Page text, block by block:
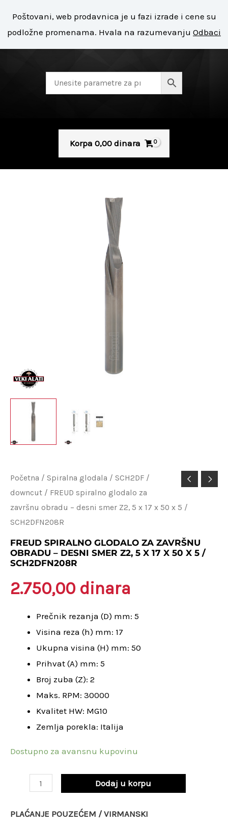
sadržaj
+ 381 11 8127 400
Korpa 0,00 dinara
Početna / Spiralna glodala / SCH2DF /
downcut / FREUD spiralno glodalo za
završnu obradu – desni smer Z2, 5 x 17 x 50 x 5 /
SCH2DFN208R
FREUD SPIRALNO GLODALO ZA ZAVRŠNU
OBRADU – DESNI SMER Z2, 5 X 17 X 50 X 5 /
SCH2DFN208R
2.750,00 dinara
Prečnik rezanja (D) mm: 5
Visina reza (h) mm: 17
Ukupna visina (H) mm: 50
Prihvat (A) mm: 5
Broj zuba (Z): 2
Maks. RPM: 30000
Kvalitet HW: MG10
Zemlja porekla: Italija
Dostupno za avansnu kupovinu
FREUD
spiralno
glodalo
za
završnu
obradu
desni
količina
Dodaj u korpu
PLAĆANJE POUZEĆEM / VIRMANSKI
Poštovani, web prodavnica je u fazi izrade i cene su
podložne promenama. Hvala na razumevanju Odbaci